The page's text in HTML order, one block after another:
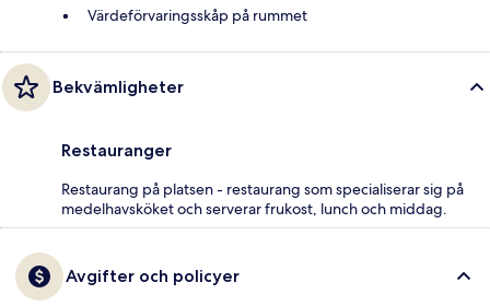
Värdeförvaringsskåp på rummet
Bekvämligheter
Restauranger
Restaurang på platsen - restaurang som specialiserar sig på
medelhavsköket och serverar frukost, lunch och middag.
Avgifter och policyer